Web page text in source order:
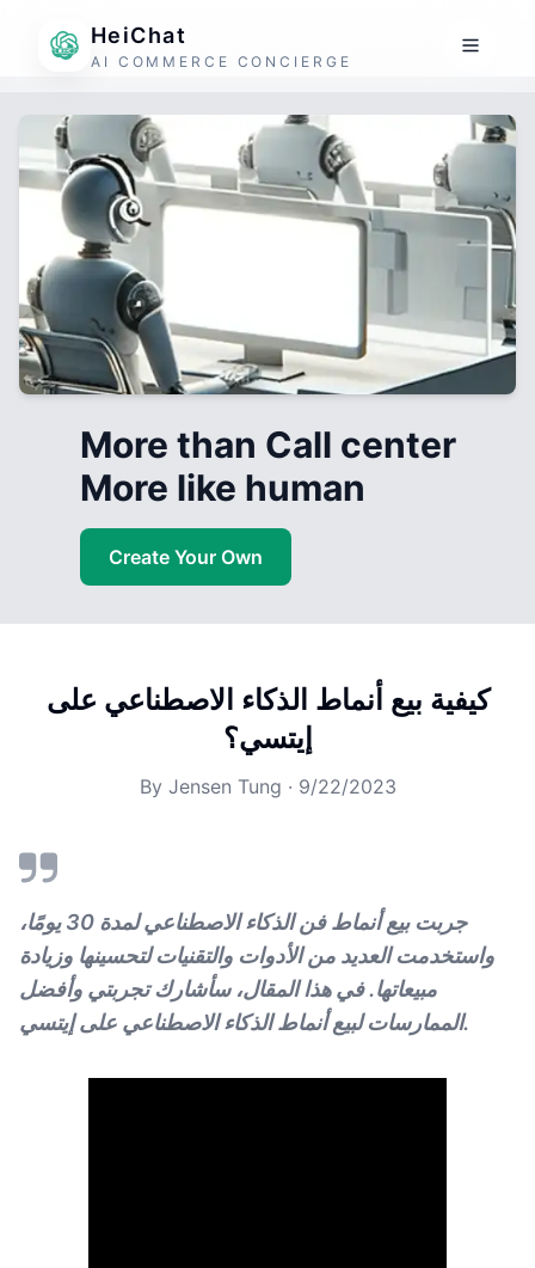
HeiChat
AI COMMERCE CONCIERGE
More than Call center
More like human
Create Your Own
كيفية بيع أنماط الذكاء الاصطناعي على
إيتسي؟
By Jensen Tung · 9/22/2023
جربت بيع أنماط فن الذكاء الاصطناعي لمدة 30 يومًا،
واستخدمت العديد من الأدوات والتقنيات لتحسينها وزيادة
مبيعاتها. في هذا المقال، سأشارك تجربتي وأفضل
الممارسات لبيع أنماط الذكاء الاصطناعي على إيتسي.